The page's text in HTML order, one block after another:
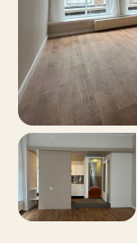
Balkon
Dakterras
Parkeren
Inclusief BTW